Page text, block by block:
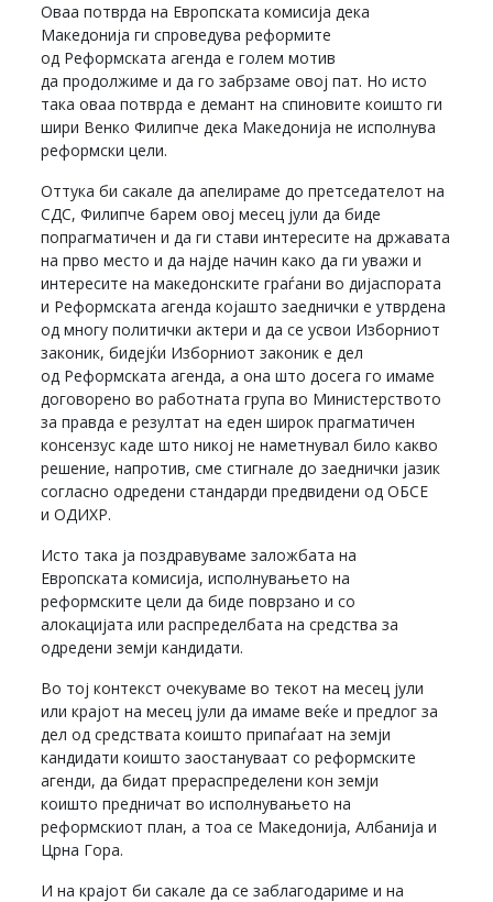
Оваа потврда на Европската комисија дека
Македонија ги спроведува реформите
од Реформската агенда е голем мотив
да продолжиме и да го забрзаме овој пат. Но исто
така оваа потврда е демант на спиновите коишто ги
шири Венко Филипче дека Македонија не исполнува
реформски цели.
Оттука би сакале да апелираме до претседателот на
СДС, Филипче барем овој месец јули да биде
попрагматичен и да ги стави интересите на државата
на прво место и да најде начин како да ги уважи и
интересите на македонските граѓани во дијаспората
и Реформската агенда којашто заеднички е утврдена
од многу политички актери и да се усвои Изборниот
законик, бидејќи Изборниот законик е дел
од Реформската агенда, а она што досега го имаме
договорено во работната група во Министерството
за правда е резултат на еден широк прагматичен
консензус каде што никој не наметнувал било какво
решение, напротив, сме стигнале до заеднички јазик
согласно одредени стандарди предвидени од ОБСЕ
и ОДИХР.
Исто така ја поздравуваме заложбата на
Европската комисија, исполнувањето на
реформските цели да биде поврзано и со
алокацијата или распределбата на средства за
одредени земји кандидати.
Во тој контекст очекуваме во текот на месец јули
или крајот на месец јули да имаме веќе и предлог за
дел од средствата коишто припаѓаат на земји
кандидати коишто заостануваат со реформските
агенди, да бидат прераспределени кон земји
коишто предничат во исполнувањето на
реформскиот план, а тоа се Македонија, Албанија и
Црна Гора.
И на крајот би сакале да се заблагодариме и на